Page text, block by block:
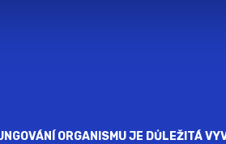
ORGANISMU JE DŮLEŽITÁ